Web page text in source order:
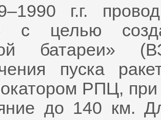
г.г.
с целью
батареи»
пуска
РПЦ, при
до 140 км.